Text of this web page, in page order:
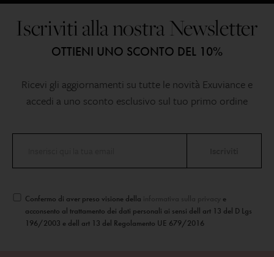
Iscriviti alla nostra Newsletter
OTTIENI UNO SCONTO DEL 10%
Ricevi gli aggiornamenti su tutte le novità Exuviance e
accedi a uno sconto esclusivo sul tuo primo ordine
Confermo di aver preso visione della
e
acconsento al trattamento dei dati personali ai sensi dell art 13 del D Lgs
196/2003 e dell art 13 del Regolamento UE 679/2016